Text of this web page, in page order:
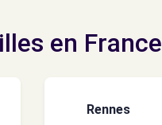
en France
Rennes